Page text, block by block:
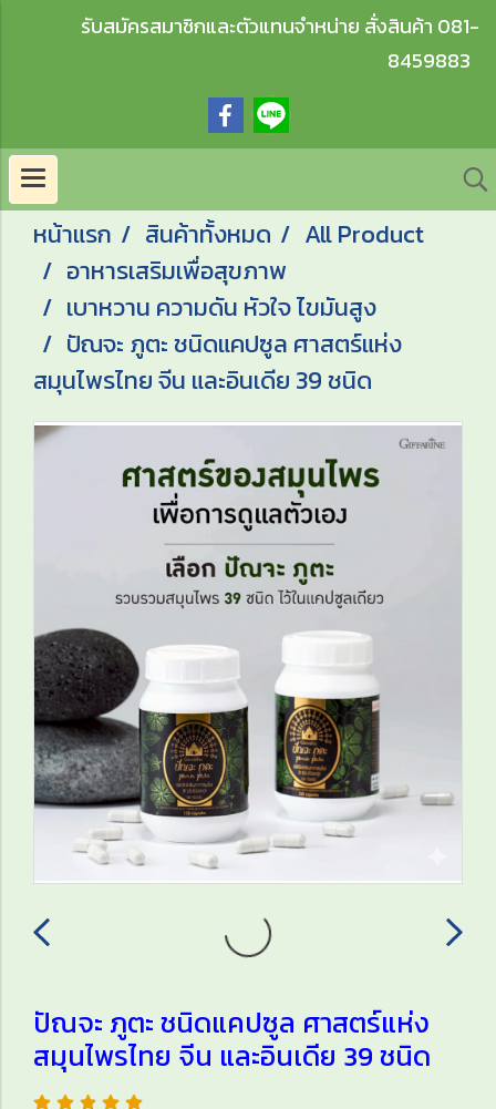
รับสมัครสมาชิกและตัวแทนจำหน่าย สั่งสินค้า 081-
8459883
หน้าแรก สินค้าทั้งหมด
All Product
อาหารเสริมเพื่อสุขภาพ
เบาหวาน ความดัน หัวใจ ไขมันสูง
ปัณจะ ภูตะ ชนิดแคปซูล ศาสตร์แห่ง
สมุนไพรไทย จีน และอินเดีย 39 ชนิด
ปัณจะ ภูตะ ชนิดแคปซูล ศาสตร์แห่ง
สมุนไพรไทย จีน และอินเดีย 39 ชนิด